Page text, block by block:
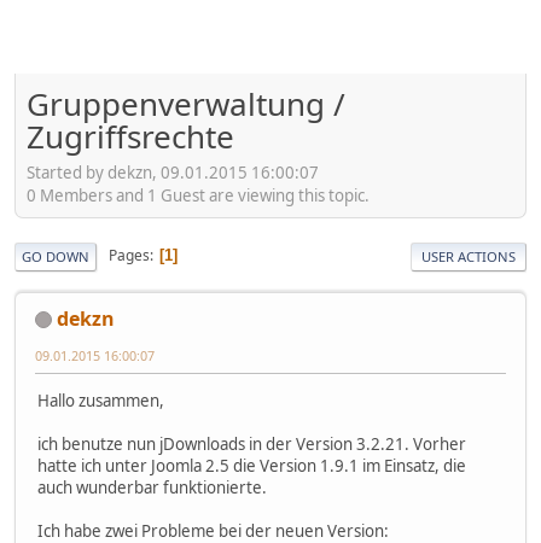
Gruppenverwaltung /
Zugriffsrechte
Started by dekzn, 09.01.2015 16:00:07
0 Members and 1 Guest are viewing this topic.
GO DOWN Pages 1 USER ACTIONS
dekzn
09.01.2015 16:00:07
Hallo zusammen,
ich benutze nun jDownloads in der Version 3.2.21. Vorher
hatte ich unter Joomla 2.5 die Version 1.9.1 im Einsatz, die
auch wunderbar funktionierte.
Ich habe zwei Probleme bei der neuen Version: